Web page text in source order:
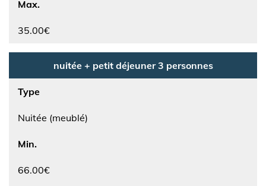
Max.
35.00€
nuitée + petit déjeuner 3 personnes
Type
Nuitée (meublé)
Min.
66.00€